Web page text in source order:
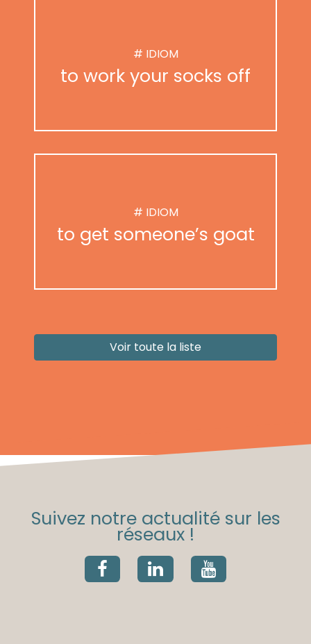
# IDIOM
to work your socks off
# IDIOM
to get someone’s goat
Voir toute la liste
Suivez notre actualité sur les
réseaux !